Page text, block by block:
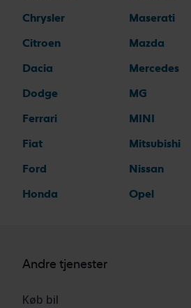
Chrysler
Citroen
Dacia
Dodge
Ferrari
Fiat
Ford
Honda
Maserati
Mazda
Mercedes
MG
MINI
Mitsubishi
Nissan
Opel
Andre tjenester
Køb bil